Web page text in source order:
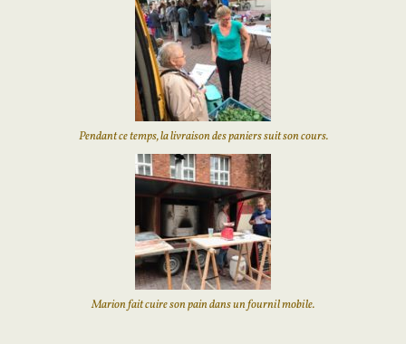
Pendant ce temps, la livraison des paniers suit son cours.
Marion fait cuire son pain dans un fournil mobile.